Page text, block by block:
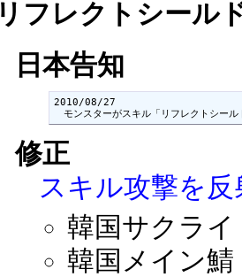
リフレクトシール
日本告知
2010/08/27
モンスターがスキル「リフレクトシール
修正
スキル攻撃を
韓国サクライ
韓国メイン鯖